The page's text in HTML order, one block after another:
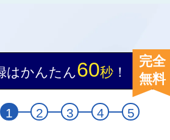
はかんたん60秒！
完全
無料
1 2 3 4 5